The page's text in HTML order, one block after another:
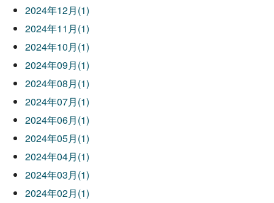
2024年12月(1)
2024年11月(1)
2024年10月(1)
2024年09月(1)
2024年08月(1)
2024年07月(1)
2024年06月(1)
2024年05月(1)
2024年04月(1)
2024年03月(1)
2024年02月(1)